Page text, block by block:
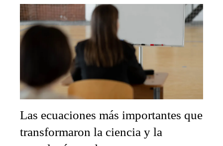
Las ecuaciones más importantes que
transformaron la ciencia y la